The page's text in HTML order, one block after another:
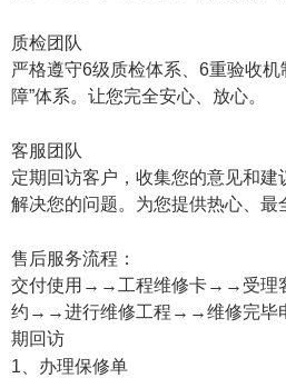
质检团队
严格遵守6级质检体系、6重验收机
障”体系。让您完全安心、放心。
客服团队
定期回访客户，收集您的意见和
解决您的问题。为您提供热心、最
售后服务流程：
交付使用→→工程维修卡→→受理
约→→进行维修工程→→维修完毕
期回访
1、办理保修单